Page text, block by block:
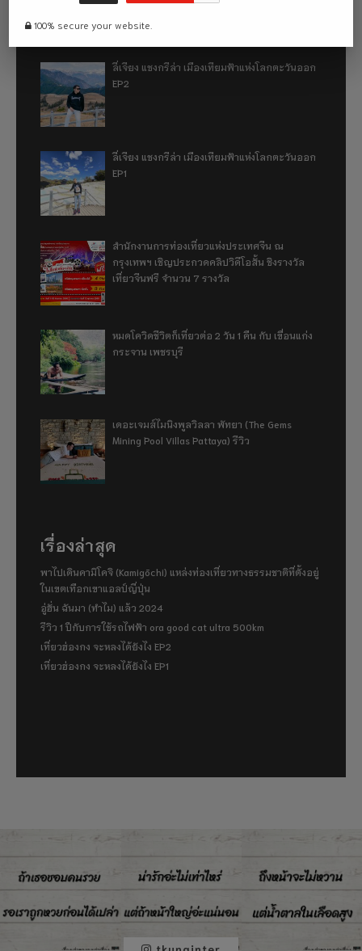
ลี่เจียง แชงกรีล่า เมืองเทียมฟ้าแห่งโลกตะวันออก
EP2
ลี่เจียง แชงกรีล่า เมืองเทียมฟ้าแห่งโลกตะวันออก
EP1
สำนักงานการท่องเที่ยวแห่งประเทศจีน ณ
กรุงเทพฯ เชิญประกวดคลิปวิดีโอสั้น ชิงรางวัล
เที่ยวจีนฟรี จำนวน 7 รางวัล
หมดโควิดชีวิตก็เที่ยวต่อ 2 วัน 1 คืน กับ เขื่อนแก่ง
กระจาน เพชรบุรี
เดอะเจมส์ไมนิงพูลวิลลา พัทยา (The Gems
Mining Pool Villas Pattaya) รีวิว
เรื่องล่าสุด
พาไปเดินคามิโคจิ (Kamigōchi) แหล่งท่องเที่ยวทางธรรมชาติที่ตั้งอยู่
ในเขตเทือกเขาแอลป์ญี่ปุ่น
อู่ฮั่น ฉันมา (ทำไม) แล้ว 2024
รีวิว 1 ปีกับการใช้รถไฟฟ้า ora good cat ultra 500km
เที่ยวฮ่องกง จะหลงได้ยังไง EP2
เที่ยวฮ่องกง จะหลงได้ยังไง EP1
100% secure your website.